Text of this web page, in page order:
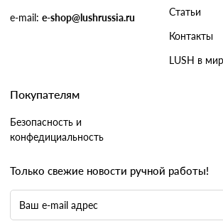
e-mail: e-shop@lushrussia.ru
Статьи
Контакты
LUSH в
Покупателям
Безопасность и
конфедициальность
Только свежие новости ручной работы!